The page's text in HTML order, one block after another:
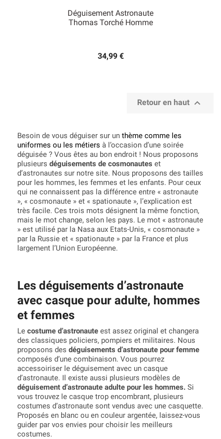
Déguisement Astronaute
Thomas Torché Homme
34,99 €
Retour en haut 
Besoin de vous déguiser sur un thème comme les
uniformes ou les métiers à l’occasion d’une soirée
déguisée ? Vous êtes au bon endroit ! Nous proposons
plusieurs déguisements de cosmonautes et
d’astronautes sur notre site. Nous proposons des tailles
pour les hommes, les femmes et les enfants. Pour ceux
qui ne connaissent pas la différence entre « astronaute
», « cosmonaute » et « spationaute », l’explication est
très facile. Ces trois mots désignent la même fonction,
mais le mot change, selon les pays. Le mot « astronaute
» est utilisé par la Nasa aux Etats-Unis, « cosmonaute »
par la Russie et « spationaute » par la France et plus
largement l’Union Européenne.
Les déguisements d’astronaute
avec casque pour adulte, hommes
et femmes
Le costume d’astronaute est assez original et changera
des classiques policiers, pompiers et militaires. Nous
proposons des déguisements d’astronaute pour femme
composés d’une combinaison. Vous pourrez
accessoiriser le déguisement avec un casque
d’astronaute. Il existe aussi plusieurs modèles de
déguisement d’astronaute adulte pour les hommes. Si
vous trouvez le casque trop encombrant, plusieurs
costumes d’astronaute sont vendus avec une casquette.
Proposés en blanc ou en couleur argentée, laissez-vous
guider par vos envies pour choisir les meilleurs
costumes.